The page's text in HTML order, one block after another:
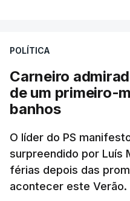
POLÍTICA
Carneiro
de um primeiro-
banhos
O líder do PS
surpreendido por Luís
férias depois das
acontecer este Verão.